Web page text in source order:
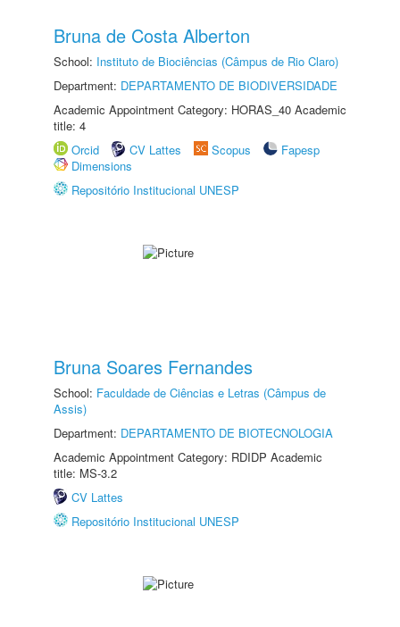
Bruna de Costa Alberton
School: Instituto de Biociências (Câmpus de Rio Claro)
Department: DEPARTAMENTO DE BIODIVERSIDADE
Academic Appointment Category: HORAS_40 Academic
title: 4
Orcid
CV Lattes Scopus
Fapesp
Dimensions
Repositório Institucional UNESP
Bruna Soares Fernandes
School: Faculdade de Ciências e Letras (Câmpus de
Assis)
Department: DEPARTAMENTO DE BIOTECNOLOGIA
Academic Appointment Category: RDIDP Academic
title: MS-3.2
CV Lattes
Repositório Institucional UNESP